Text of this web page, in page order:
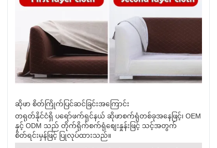
ဆိုဖာ စိတ်ကြိုက်ပြင်ဆင်ခြင်းအကြောင်း
တရုတ်နိုင်ငံရှိ ပရော်ဖက်ရှင်နယ် ဆိုဖာစက်ရုံတစ်ခုအနေဖြင့်၊ OEM
နှင့် ODM သည် တိုက်ရိုက်စက်ရုံစျေးနှုန်းဖြင့် သင့်အတွက်
စိတ်ရင်းမှန်ဖြင့် ပြုလုပ်ထားသည်။